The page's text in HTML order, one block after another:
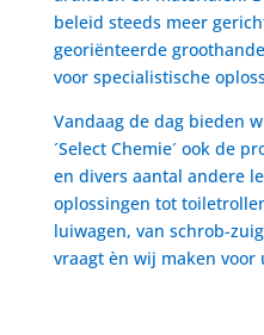
beleid steeds meer
georiënteerde
voor specialistische
Vandaag de dag bieden
´Select Chemie´ ook de
en divers aantal andere
oplossingen tot
luiwagen, van schrob-
vraagt èn wij maken voor